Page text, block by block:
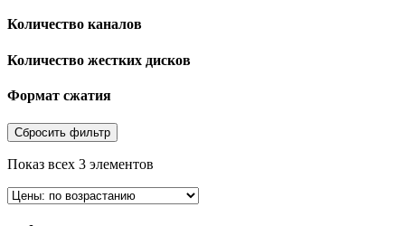
Количество каналов
Количество жестких дисков
Формат сжатия
Сбросить фильтр
Показ всех 3 элементов